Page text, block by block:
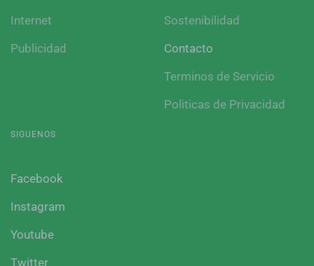
Internet
Publicidad
Sostenibilidad
Contacto
Terminos de Servicio
Politicas de Privacidad
SIGUENOS
Facebook
Instagram
Youtube
Twitter